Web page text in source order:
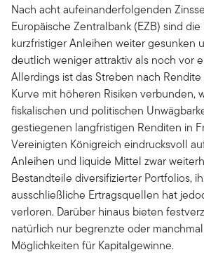
Nach acht aufeinanderfolgenden
Europäische Zentralbank (EZB) sind
kurzfristiger Anleihen weiter gesunken
deutlich weniger attraktiv als noch vor
Allerdings ist das Streben nach
Kurve mit höheren Risiken verbunden,
fiskalischen und politischen
gestiegenen langfristigen Renditen in
Vereinigten Königreich eindrucksvoll
Anleihen und liquide Mittel zwar
Bestandteile diversifizierter Portfolios,
ausschließliche Ertragsquellen hat
verloren. Darüber hinaus bieten
natürlich nur begrenzte oder
Möglichkeiten für Kapitalgewinne.